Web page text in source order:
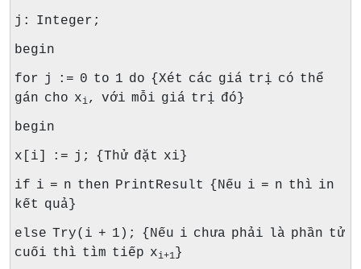
j: Integer;
begin
for j := 0 to 1 do {Xét các giá trị có thể
gán cho xi, với mỗi giá trị đó}
begin
x[i] := j; {Thử đặt xi}
if i = n then PrintResult {Nếu i = n thì in
kết quả}
else Try(i + 1); {Nếu i chưa phải là phần tử
cuối thì tìm tiếp xi+1 }